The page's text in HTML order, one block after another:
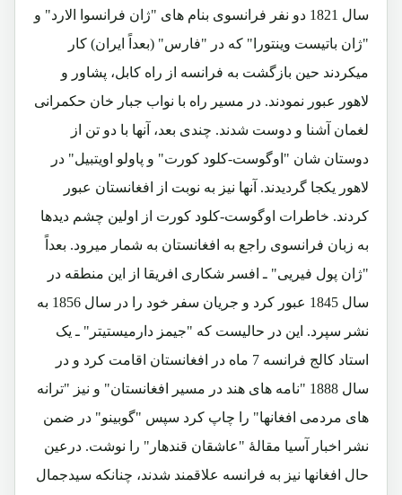
سال 1821 دو نفر فرانسوی بنام های "ژان فرانسوا الارد" و
"ژان باتیست وینتورا" که در "فارس" (بعداً ایران) کار
میکردند حین بازگشت به فرانسه از راه کابل، پشاور و
لاهور عبور نمودند. در مسیر راه با نواب جبار خان حکمرانی
لغمان آشنا و دوست شدند. چندی بعد، آنها با دو تن از
دوستان شان "اوگوست-کلود کورت" و پاولو اویتبیل" در
لاهور یکجا گردیدند. آنها نیز به نوبت از افغانستان عبور
کردند. خاطرات اوگوست-کلود کورت از اولین چشم دیدها
به زبان فرانسوی راجع به افغانستان به شمار میرود. بعداً
"ژان پول فیریی" ـ افسر شکاری افریقا از این منطقه در
سال 1845 عبور کرد و جریان سفر خود را در سال 1856 به
نشر سپرد. این در حالیست که "جیمز دارمیستیتر" ـ یک
استاد کالج فرانسه 7 ماه در افغانستان اقامت کرد و در
سال 1888 "نامه های هند در مسیر افغانستان" و نیز "ترانه
های مردمی افغانها" را چاپ کرد سپس "گوبینو" در ضمن
نشر اخبار آسیا مقالۀ "عاشقان قندهار" را نوشت. درعین
حال افغانها نیز به فرانسه علاقمند شدند، چنانکه سیدجمال